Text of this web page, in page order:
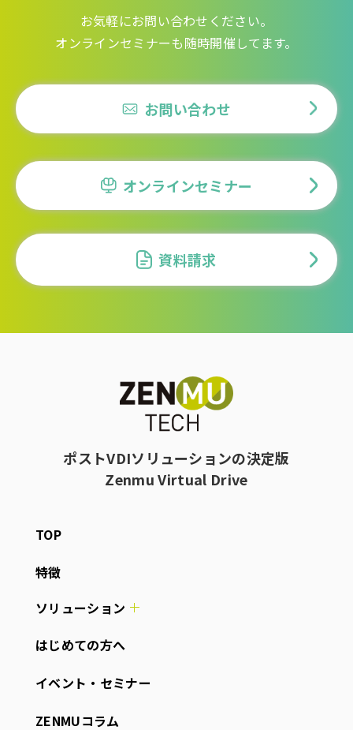
お気軽にお問い合わせください。
オンラインセミナーも随時開催してます。
お問い合わせ
オンラインセミナー
資料請求
ポストVDIソリューションの決定版
Zenmu Virtual Drive
TOP
特徴
ソリューション
はじめての方へ
イベント・セミナー
ZENMUコラム